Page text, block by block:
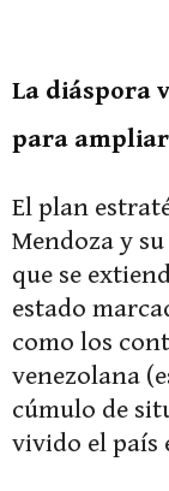
La diáspora
para
El plan
Mendoza y
que se
estado
como los
venezolana
cúmulo de
vivido el país